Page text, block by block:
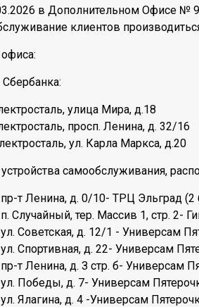
в Дополнительном Офисе №
клиентов
улица Мира, д.18
просп. Ленина, д. 32/16
ул. Карла Маркса, д.20
самообслуживания,
пр-т Ленина, д. 0/10- ТРЦ Эльград (2
Случайный, тер. Массив 1, стр. 2-
Советская, д. 12/1 - Универсам
Спортивная, д. 22- Универсам
т Ленина, д. З стр. б- Универсам
ул. Победы, д. 7- Универсам
Ялагина, д. 4 -Универсам